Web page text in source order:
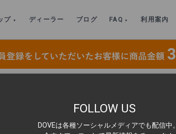
プ ディーラー ブログ FAQ 利用案内
専用フットウォーマー 2mm
FOLLOW US
DOVEは各種ソーシャルメディアでも配信中。